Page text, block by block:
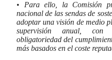
• Para ello, la Comisión
nacional de las sendas de
adoptar una visión de medio
supervisión anual, con
obligatoriedad del
más basados en el coste